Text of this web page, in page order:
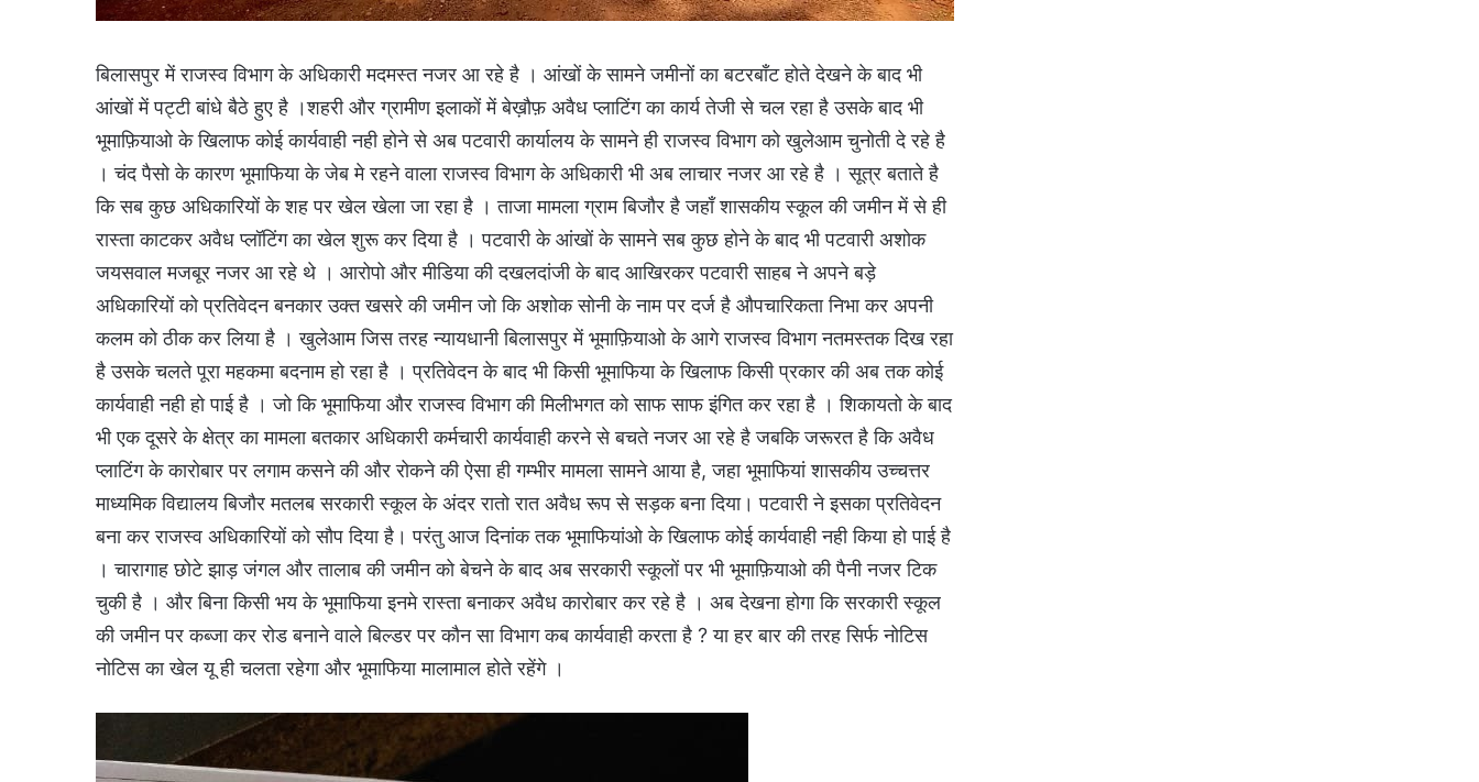
बिलासपुर में राजस्व विभाग के अधिकारी मदमस्त नजर आ रहे है । आंखों के सामने जमीनों का बटरबाँट होते देखने के बाद भी
आंखों में पट्टी बांधे बैठे हुए है ।शहरी और ग्रामीण इलाकों में बेख़ौफ़ अवैध प्लाटिंग का कार्य तेजी से चल रहा है उसके बाद भी
भूमाफ़ियाओ के खिलाफ कोई कार्यवाही नही होने से अब पटवारी कार्यालय के सामने ही राजस्व विभाग को खुलेआम चुनोती दे रहे है
। चंद पैसो के कारण भूमाफिया के जेब मे रहने वाला राजस्व विभाग के अधिकारी भी अब लाचार नजर आ रहे है । सूत्र बताते है
कि सब कुछ अधिकारियों के शह पर खेल खेला जा रहा है । ताजा मामला ग्राम बिजौर है जहाँ शासकीय स्कूल की जमीन में से ही
रास्ता काटकर अवैध प्लॉटिंग का खेल शुरू कर दिया है । पटवारी के आंखों के सामने सब कुछ होने के बाद भी पटवारी अशोक
जयसवाल मजबूर नजर आ रहे थे । आरोपो और मीडिया की दखलदांजी के बाद आखिरकर पटवारी साहब ने अपने बड़े
अधिकारियों को प्रतिवेदन बनकार उक्त खसरे की जमीन जो कि अशोक सोनी के नाम पर दर्ज है औपचारिकता निभा कर अपनी
कलम को ठीक कर लिया है । खुलेआम जिस तरह न्यायधानी बिलासपुर में भूमाफ़ियाओ के आगे राजस्व विभाग नतमस्तक दिख रहा
है उसके चलते पूरा महकमा बदनाम हो रहा है । प्रतिवेदन के बाद भी किसी भूमाफिया के खिलाफ किसी प्रकार की अब तक कोई
कार्यवाही नही हो पाई है । जो कि भूमाफिया और राजस्व विभाग की मिलीभगत को साफ साफ इंगित कर रहा है । शिकायतो के बाद
भी एक दूसरे के क्षेत्र का मामला बतकार अधिकारी कर्मचारी कार्यवाही करने से बचते नजर आ रहे है जबकि जरूरत है कि अवैध
प्लाटिंग के कारोबार पर लगाम कसने की और रोकने की ऐसा ही गम्भीर मामला सामने आया है, जहा भूमाफियां शासकीय उच्चत्तर
माध्यमिक विद्यालय बिजौर मतलब सरकारी स्कूल के अंदर रातो रात अवैध रूप से सड़क बना दिया। पटवारी ने इसका प्रतिवेदन
बना कर राजस्व अधिकारियों को सौप दिया है। परंतु आज दिनांक तक भूमाफियांओ के खिलाफ कोई कार्यवाही नही किया हो पाई है
। चारागाह छोटे झाड़ जंगल और तालाब की जमीन को बेचने के बाद अब सरकारी स्कूलों पर भी भूमाफ़ियाओ की पैनी नजर टिक
चुकी है । और बिना किसी भय के भूमाफिया इनमे रास्ता बनाकर अवैध कारोबार कर रहे है । अब देखना होगा कि सरकारी स्कूल
की जमीन पर कब्जा कर रोड बनाने वाले बिल्डर पर कौन सा विभाग कब कार्यवाही करता है ? या हर बार की तरह सिर्फ नोटिस
नोटिस का खेल यू ही चलता रहेगा और भूमाफिया मालामाल होते रहेंगे ।